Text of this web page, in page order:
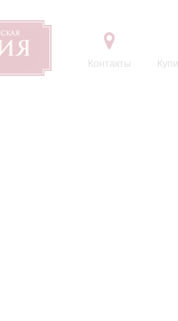
Контакты